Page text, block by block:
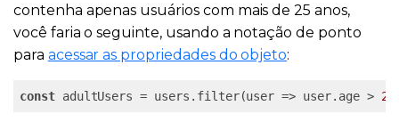
contenha apenas usuários com mais de 25 anos,
você faria o seguinte, usando a notação de ponto
para acessar as propriedades do objeto:
const adultUsers = users.filter(user => user.age > 25